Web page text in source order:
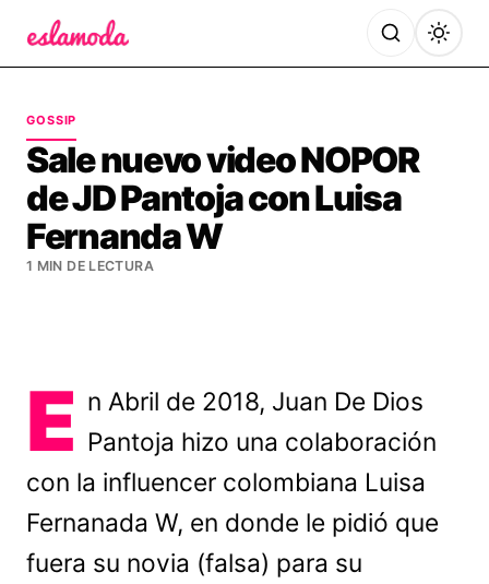
GOSSIP
Sale nuevo video NOPOR
de JD Pantoja con Luisa
Fernanda W
1 MIN DE LECTURA
E n Abril de 2018, Juan De Dios
Pantoja hizo una colaboración
con la influencer colombiana Luisa
Fernanada W, en donde le pidió que
fuera su novia (falsa) para su